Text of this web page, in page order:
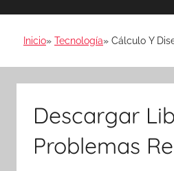
Inicio Tecnología Cálculo Y
Descargar
Problemas